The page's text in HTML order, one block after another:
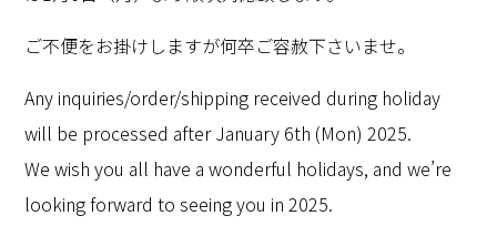
ご不便をお掛けしますが何卒ご容赦下さいませ。
Any inquiries/order/shipping received during holiday
will be processed after January 6th (Mon) 2025.
We wish you all have a wonderful holidays, and we’re
looking forward to seeing you in 2025.